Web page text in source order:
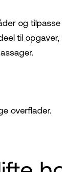
og
til opgaver,
overflader.